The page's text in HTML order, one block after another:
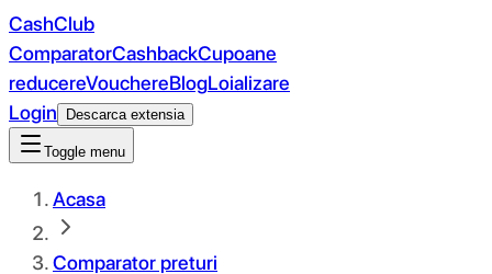
CashClub
ComparatorCashbackCupoane
reducereVouchereBlogLoializare
Login
Descarca extensia
Toggle menu
Acasa
Comparator preturi